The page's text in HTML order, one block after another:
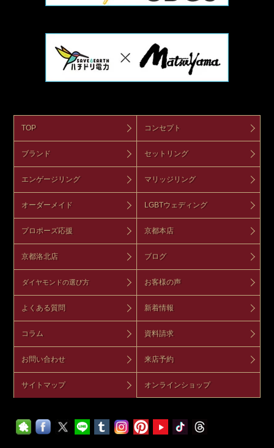
TOP コンセプト
ブランド セットリング
エンゲージリング マリッジリング
オーダーメイド LGBTウェディング
プロポーズ応援 京都本店
京都洛北店 ブログ
ダイヤモンドの選び方 お客様の声
よくある質問 新着情報
コラム 資料請求
お問い合わせ 来店予約
サイトマップ オンラインショップ